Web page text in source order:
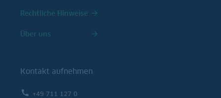
Rechtliche Hinweise
Über uns
Kontakt aufnehmen
+49 711 127 0